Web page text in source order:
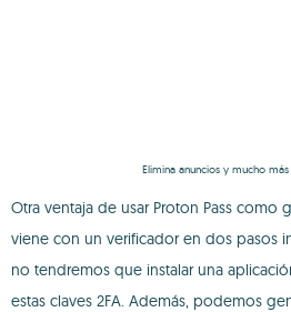
Elimina anuncios y mucho
Otra ventaja de usar Proton Pass como
viene con un verificador en dos pasos
no tendremos que instalar una
estas claves 2FA. Además, podemos